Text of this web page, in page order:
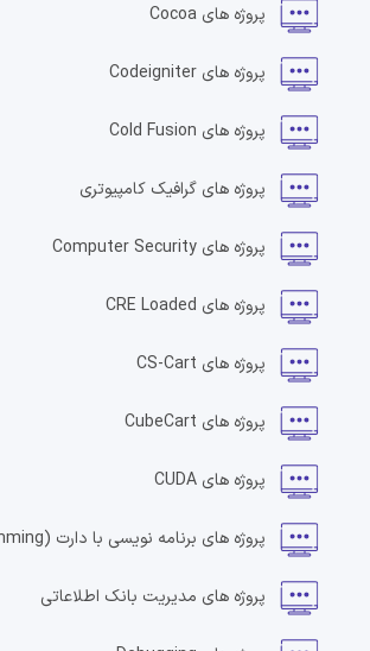
پروژه های Cocoa
پروژه های Codeigniter
پروژه های Cold Fusion
پروژه های گرافیک کامپیوتری
پروژه های Computer Security
پروژه های CRE Loaded
پروژه های CS-Cart
پروژه های CubeCart
پروژه های CUDA
پروژه های برنامه نویسی با دارت (Dart Programming)
پروژه های مدیریت بانک اطلاعاتی